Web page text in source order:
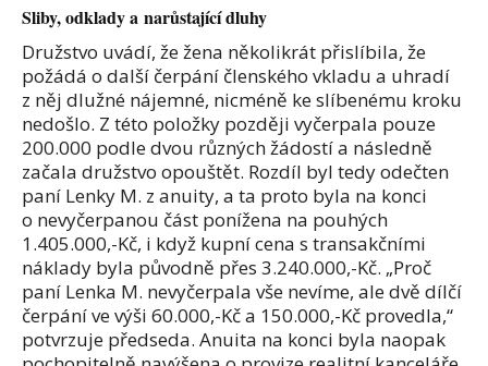
Sliby, odklady a narůstající dluhy
Družstvo uvádí, že žena několikrát přislíbila, že
požádá o další čerpání členského vkladu a uhradí
z něj dlužné nájemné, nicméně ke slíbenému kroku
nedošlo. Z této položky později vyčerpala pouze
200.000 podle dvou různých žádostí a následně
začala družstvo opouštět. Rozdíl byl tedy odečten
paní Lenky M. z anuity, a ta proto byla na konci
o nevyčerpanou část ponížena na pouhých
1.405.000,-Kč, i když kupní cena s transakčními
náklady byla původně přes 3.240.000,-Kč. „Proč
paní Lenka M. nevyčerpala vše nevíme, ale dvě dílčí
čerpání ve výši 60.000,-Kč a 150.000,-Kč provedla,“
potvrzuje předseda. Anuita na konci byla naopak